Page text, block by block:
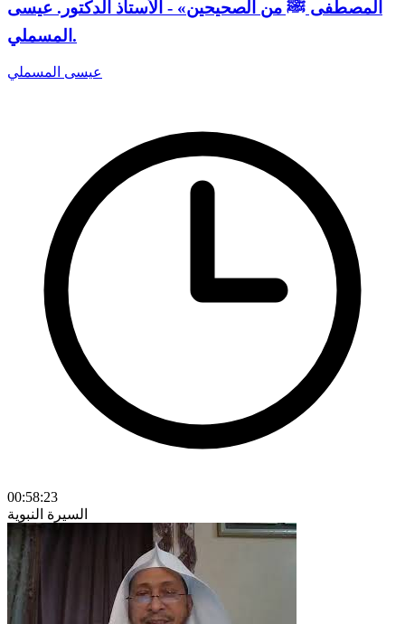
المصطفى ﷺ من الصحيحين» - الأستاذ الدكتور. عيسى
المسملي.
عيسى المسملي
00:58:23
السيرة النبوية